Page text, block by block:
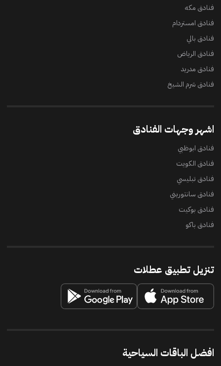
فنادق مكه
فنادق امستردام
فنادق بالي
فنادق الرياض
فنادق مدريد
فنادق شرم الشيخ
اشهر وجهات الفنادق
فنادق ابوظبي
فنادق الكويت
فنادق تبليسي
فنادق سانتوريني
فنادق بوكيت
فنادق باكو
تنزيل تطبيق عطلات
افضل الباقات السياحية